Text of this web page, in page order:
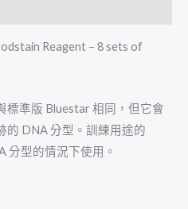
Reagent – 8 sets of
標準版 Bluestar 相同，但它會
的 DNA 分型。訓練用途的
分型的情況下使用。